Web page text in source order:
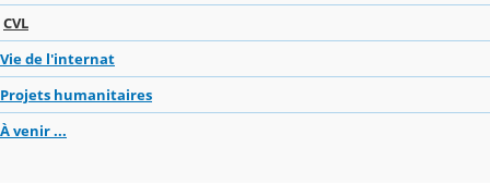
CVL
Vie de l'internat
Projets humanitaires
À venir ...